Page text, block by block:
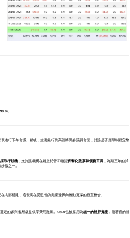
。
進行下午會議。稍後，主要銀行的高管將與參議員會面，討論是否應限制穩定幣
取行動函，允許該機構在鏈上托管和確認代幣化股票和債務工具，為期三年的試
驟之一。
在內部構建，這表明在受監管的美國邊界內推動更深的垂直整合。
定的參與者層級提供零費用激勵。USD1也被採用為統一的抵押資產，隨著舊的掛